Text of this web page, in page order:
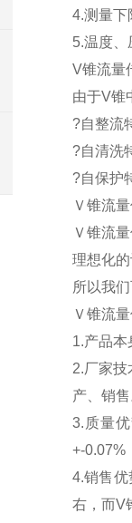
4.测量下
5.温度
V锥流量
由于V锥
?自整流
?自清洗
?自保护
Ｖ锥流
Ｖ锥流
理想化
所以我
Ｖ锥流
1.产品
2.厂家
产、销
3.质量
+-0.07%
4.销售
右，而V